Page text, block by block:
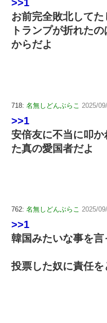
>>1
お前完全敗北して
トランプが折れた
からだよ
718: 名無しどんぶらこ 2025/
>>1
安倍友に不当に叩
た真の愛国者だよ
762: 名無しどんぶらこ 2025/
>>1
韓国みたいな事を
投票した奴に責任を